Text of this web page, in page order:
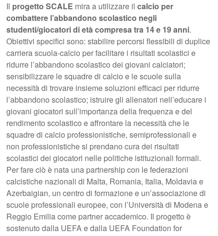
Il progetto SCALE mira a utilizzare ilcalcio per
combattere l’abbandono scolastico negli
studenti/giocatori di età compresa tra 14 e 19 anni.
Obiettivi specifici sono: stabilire percorsi flessibili di duplice
carriera scuola-calcio per facilitare i risultati scolastici e
ridurre l’abbandono scolastico dei giovani calciatori;
sensibilizzare le squadre di calcio e le scuole sulla
necessità di trovare insieme soluzioni efficaci per ridurre
l’abbandono scolastico; istruire gli allenatori nell’educare i
giovani giocatori sull’importanza della frequenza e del
rendimento scolastico e affrontare la necessità che le
squadre di calcio professionistiche, semiprofessionali e
non professionistiche si prendano cura dei risultati
scolastici dei giocatori nelle politiche istituzionali formali.
Per fare ciò è nata una partnership con le federazioni
calcistiche nazionali di Malta, Romania, Italia, Moldavia e
Azerbaigian, un centro di formazione e un’associazione di
scuole professionali europee, con l’Università di Modena e
Reggio Emilia come partner accademico. Il progetto è
sostenuto dalla UEFA e dalla UEFA Foundation for